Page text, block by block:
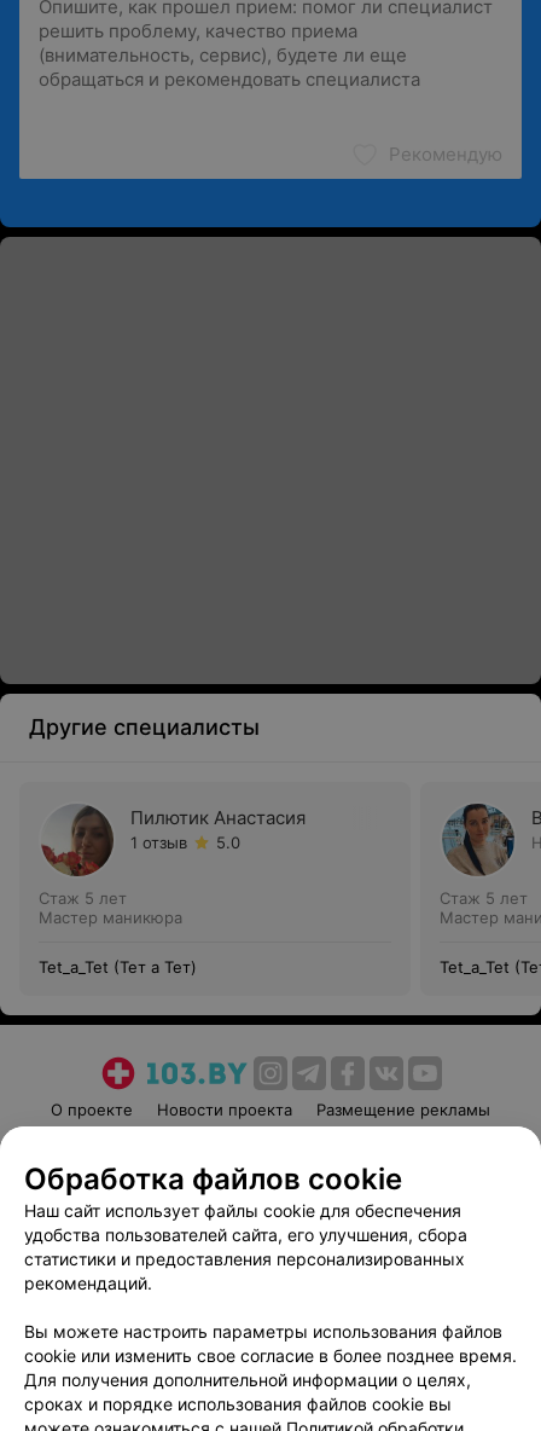
Рекомендую
Другие специалисты
Пилютик Анастасия
1 отзыв 5.0
Стаж 5 лет
Мастер маникюра
Tet_a_Tet (Тет а Тет)
Стаж 5 лет
Мастер
Tet_a_Tet
О проекте Новости проекта
Размещение рекламы
Пользовательское соглашение
Способы оплаты
Вакансии
Партнеры
Написать руководителю 103.by
Обработка персональных данных
Обработка файлов cookie
Наш сайт использует файлы cookie для обеспечения
удобства пользователей сайта, его улучшения, сбора
статистики и предоставления персонализированных
рекомендаций.
Вы можете настроить параметры использования файлов
cookie или изменить свое согласие в более позднее время.
Для получения дополнительной информации о целях,
сроках и порядке использования файлов cookie вы